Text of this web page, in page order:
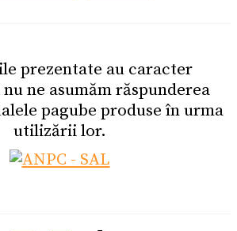
prezentate au caracter
ne asumăm răspunderea
pagube produse în urma
utilizării lor.